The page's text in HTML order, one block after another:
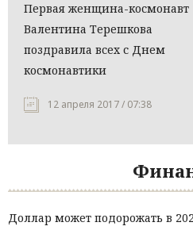
Первая женщина-космонавт
Валентина Терешкова
поздравила всех с Днем
космонавтики
12 апреля 2017 / 07:38
Доллар может подорожать в